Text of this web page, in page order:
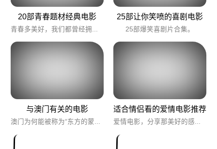
20部青春题材经典电影 25部让你笑喷的喜剧电影
25部爆笑喜剧片合集。
与澳门有关的电影 适合情侣看的爱情电影推荐